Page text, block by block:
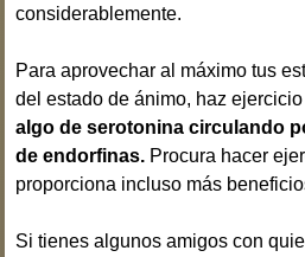
considerablemente.
Para aprovechar al máximo tus
del estado de ánimo, haz
algo de serotonina circulando
de endorfinas. Procura hacer
proporciona incluso más
Si tienes algunos amigos con